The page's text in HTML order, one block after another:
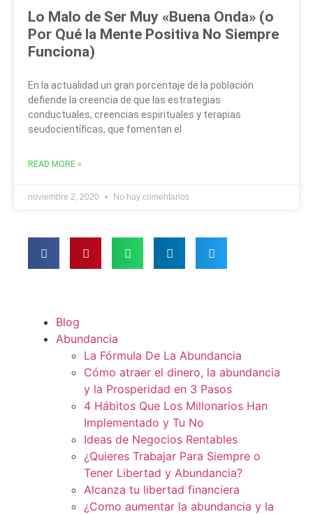
Lo Malo de Ser Muy «Buena Onda» (o
Por Qué la Mente Positiva No Siempre
Funciona)
En la actualidad un gran porcentaje de la población
defiende la creencia de que las estrategias
conductuales, creencias espirituales y terapias
seudocientíficas, que fomentan el
READ MORE »
noviembre 2, 2020 No hay comentarios
Blog
Abundancia
La Fórmula De La Abundancia
Cómo atraer el dinero, la abundancia
y la Prosperidad en 3 Pasos
4 Hábitos Que Los Millonarios Han
Implementado y Tu No
Ideas de Negocios Rentables
¿Quieres Trabajar Para Siempre o
Tener Libertad y Abundancia?
Alcanza tu libertad financiera
¿Como aumentar la abundancia y la